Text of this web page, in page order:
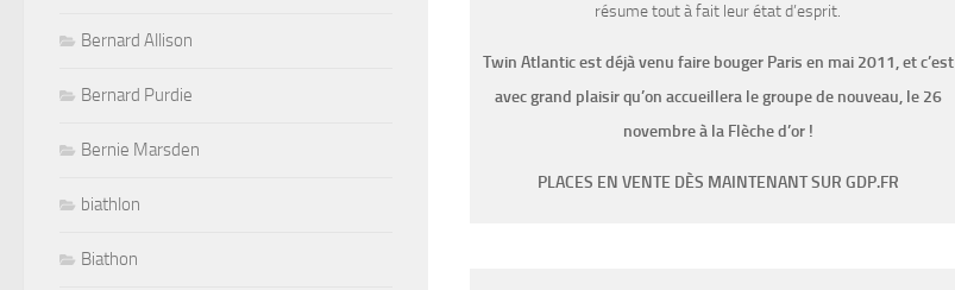
résume tout à fait leur état d’esprit.
Twin Atlantic est déjà venu faire bouger Paris en mai 2011, et c’est
avec grand plaisir qu’on accueillera le groupe de nouveau, le 26
novembre à la Flèche d’or !
PLACES EN VENTE DÈS MAINTENANT SUR GDP.FR
Bernard Allison
Bernard Purdie
Bernie Marsden
biathlon
Biathon